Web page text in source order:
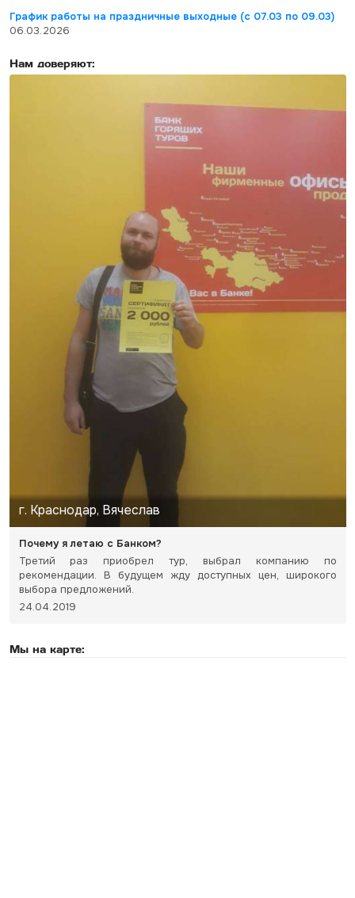
График работы на праздничные выходные (с 07.03 по 09.03)
06.03.2026
Нам доверяют:
г. Краснодар, Вячеслав
Почему я летаю с Банком?
Третий раз приобрел тур, выбрал компанию по
рекомендации. В будущем жду доступных цен, широкого
выбора предложений.
24.04.2019
Мы на карте: